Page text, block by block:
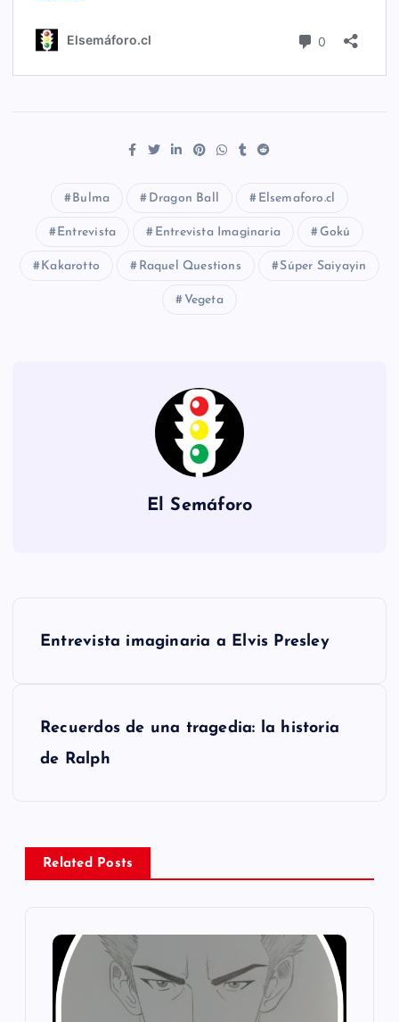
Bulma Dragon Ball Elsemaforo.cl
Entrevista Entrevista Imaginaria Gokú
Kakarotto Raquel Questions Súper Saiyayin
Vegeta
El Semáforo
c
Entrevista imaginaria a Elvis Presley
Recuerdos de una tragedia: la historia
de Ralph
Related Posts